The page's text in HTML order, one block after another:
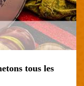
tous les